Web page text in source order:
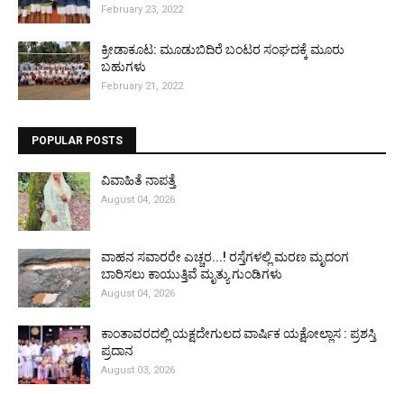
February 23, 2022
ಕ್ರೀಡಾಕೂಟ: ಮೂಡುಬಿದಿರೆ ಬಂಟರ ಸಂಘದಕ್ಕೆ ಮೂರು
ಬಹುಗಳು
February 21, 2022
POPULAR POSTS
ವಿವಾಹಿತೆ ನಾಪತ್ತೆ
August 04, 2026
ವಾಹನ ಸವಾರರೇ ಎಚ್ಚರ...! ರಸ್ತೆಗಳಲ್ಲಿ ಮರಣ ಮೃದಂಗ
ಬಾರಿಸಲು ಕಾಯುತ್ತಿವೆ ಮೃತ್ಯು ಗುಂಡಿಗಳು
August 04, 2026
ಕಾಂತಾವರದಲ್ಲಿ ಯಕ್ಷದೇಗುಲದ ವಾರ್ಷಿಕ ಯಕ್ಷೋಲ್ಲಾಸ : ಪ್ರಶಸ್ತಿ
ಪ್ರದಾನ
August 03, 2026